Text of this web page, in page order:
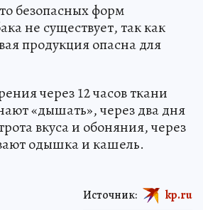
безопасных форм
не существует, так как
продукция опасна для
через 12 часов ткани
«дышать», через два дня
вкуса и обоняния, через
одышка и кашель.
Источник: kp.ru